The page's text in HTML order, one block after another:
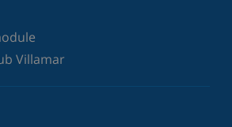
Villamar